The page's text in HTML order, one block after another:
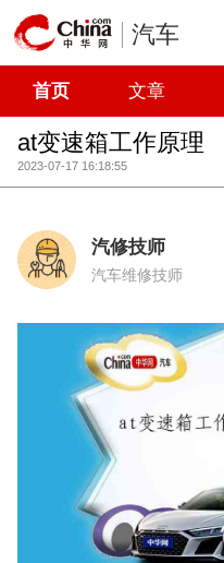
汽车
首页 文章
at变速箱工作原理
2023-07-17 16:18:55
汽修技师
汽车维修技师